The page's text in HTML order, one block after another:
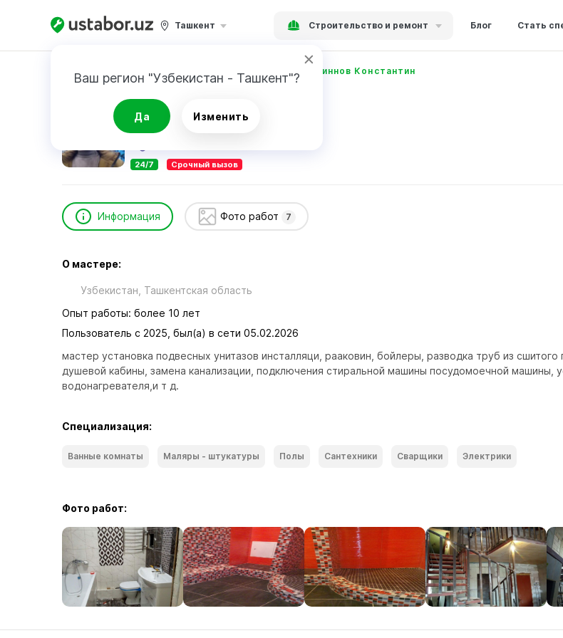
Ташкент Строительство и ремонт Блог Стать
Ваш регион "Узбекистан - Ташкент"?
Да Изменить
Главная Строительство и ремонт Салахудиннов Константин
Салахудиннов Константин
24/7 Срочный вызов
Информация Фото работ 7
О мастере:
Узбекистан, Ташкентская область
Опыт работы: более 10 лет
Пользователь с 2025, был(а) в сети 05.02.2026
мастер установка подвесных унитазов инсталляци, рааковин, бойлеры, разводка труб из
душевой кабины, замена канализации, подключения стиральной машины посудомоечной машины,
водонагревателя,и т д.
Специализация:
Ванные комнаты Маляры - штукатуры Полы Сантехники Сварщики Электрики
Фото работ: